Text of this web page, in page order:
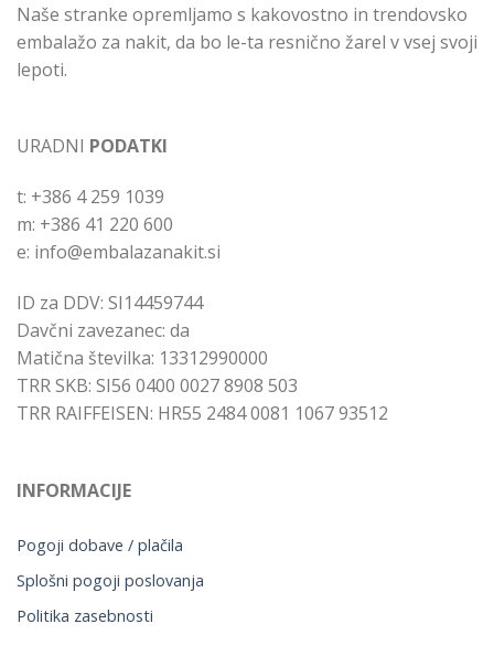
Naše stranke opremljamo s kakovostno in trendovsko
embalažo za nakit, da bo le-ta resnično žarel v vsej svoji
lepoti.
URADNI PODATKI
t: +386 4 259 1039
m: +386 41 220 600
e: info@embalazanakit.si
ID za DDV: SI14459744
Davčni zavezanec: da
Matična številka: 13312990000
TRR SKB: SI56 0400 0027 8908 503
TRR RAIFFEISEN: HR55 2484 0081 1067 93512
INFORMACIJE
Pogoji dobave / plačila
Splošni pogoji poslovanja
Politika zasebnosti